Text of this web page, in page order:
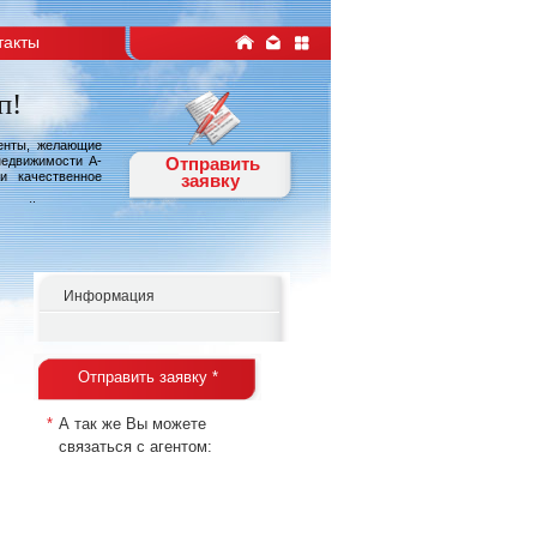
желающие
А-
качественное
Барнинец.
Отправить
заявку
Информация
Отправить заявку *
* А так же Вы можете
связаться с агентом: